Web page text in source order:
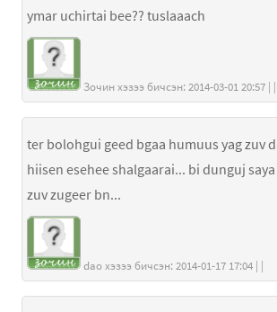
ymar uchirtai bee?? tuslaaach
Зочин хэзээ бичсэн: 2014-03-01 20:57 | |
ter bolohgui geed bgaa humuus yag zuv
hiisen esehee shalgaarai... bi dunguj
zuv zugeer bn...
dao хэзээ бичсэн: 2014-01-17 17:04 | |